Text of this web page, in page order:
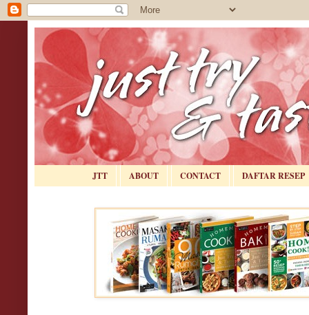
JTT ABOUT CONTACT DAFTAR RESEP